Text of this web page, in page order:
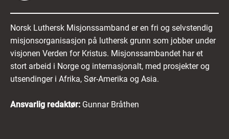
Norsk Luthersk Misjonssamband er en fri og selvstendig
misjonsorganisasjon på luthersk grunn som jobber under
visjonen Verden for Kristus. Misjonssambandet har et
stort arbeid i Norge og internasjonalt, med prosjekter og
utsendinger i Afrika, Sør-Amerika og Asia.
Ansvarlig redaktør: Gunnar Bråthen